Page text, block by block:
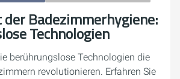
Badezimmerhygiene:
Technologien
berührungslose Technologien die
revolutionieren. Erfahren Sie